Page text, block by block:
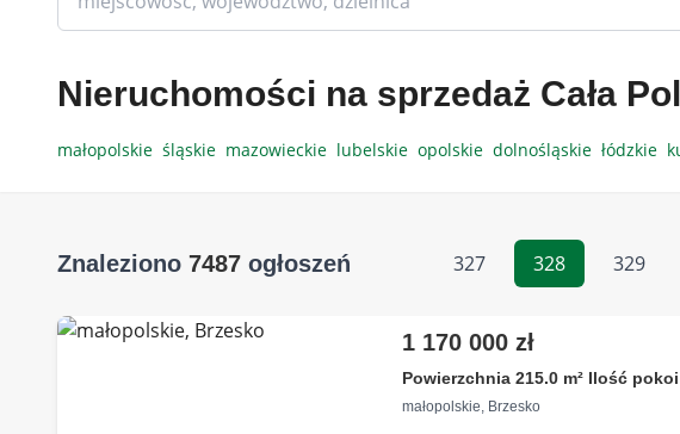
Nieruchomości na sprzedaż Cała
małopolskie śląskie mazowieckie lubelskie opolskie dolnośląskie łódzkie
Znaleziono 7487 ogłoszeń 327 328 329
1 170 000 zł
Powierzchnia 215.0 m² Ilość
małopolskie, Brzesko